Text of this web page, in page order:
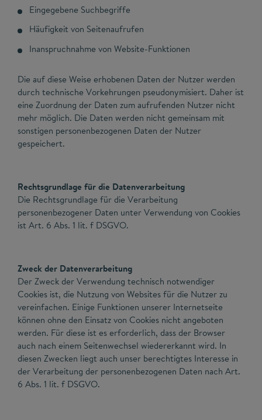
Eingegebene Suchbegriffe
Häufigkeit von Seitenaufrufen
Inanspruchnahme von Website-Funktionen
Die auf diese Weise erhobenen Daten der Nutzer werden
durch technische Vorkehrungen pseudonymisiert. Daher ist
eine Zuordnung der Daten zum aufrufenden Nutzer nicht
mehr möglich. Die Daten werden nicht gemeinsam mit
sonstigen personenbezogenen Daten der Nutzer
gespeichert.
Rechtsgrundlage für die Datenverarbeitung
Die Rechtsgrundlage für die Verarbeitung
personenbezogener Daten unter Verwendung von Cookies
ist Art. 6 Abs. 1 lit. f DSGVO.
Zweck der Datenverarbeitung
Der Zweck der Verwendung technisch notwendiger
Cookies ist, die Nutzung von Websites für die Nutzer zu
vereinfachen. Einige Funktionen unserer Internetseite
können ohne den Einsatz von Cookies nicht angeboten
werden. Für diese ist es erforderlich, dass der Browser
auch nach einem Seitenwechsel wiedererkannt wird. In
diesen Zwecken liegt auch unser berechtigtes Interesse in
der Verarbeitung der personenbezogenen Daten nach Art.
6 Abs. 1 lit. f DSGVO.